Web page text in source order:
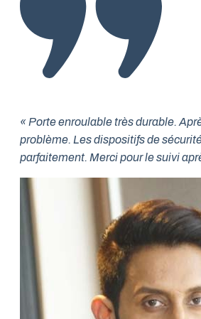
« Porte enroulable très durable.
problème. Les dispositifs de
parfaitement. Merci pour le suivi